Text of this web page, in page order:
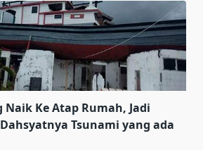
Naik Ke Atap Rumah, Jadi
Tsunami yang ada